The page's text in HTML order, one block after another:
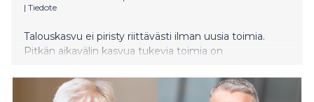
| Tiedote
Talouskasvu ei piristy riittävästi ilman uusia toimia.
Pitkän aikavälin kasvua tukevia toimia on
jotka kiihdyttävät talouskasvua nopeammin.
Elinkeinoelämän tutkimuslaitos on koostanut listan